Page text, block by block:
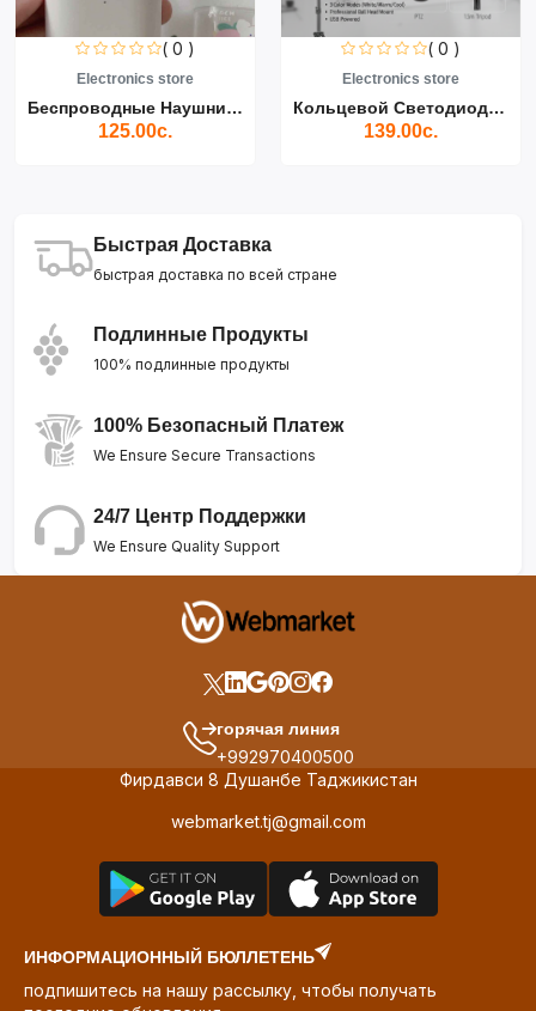
( 0 )
Electronics store
Беспроводные Наушники Air...
125.00с.
( 0 )
Electronics store
Кольцевой Светодиодный Св...
139.00с.
Быстрая Доставка
быстрая доставка по всей стране
Подлинные Продукты
100% подлинные продукты
100% Безопасный Платеж
We Ensure Secure Transactions
24/7 Центр Поддержки
We Ensure Quality Support
горячая линия
+992970400500
Фирдавси 8 Душанбе Таджикистан
webmarket.tj@gmail.com
ИНФОРМАЦИОННЫЙ БЮЛЛЕТЕНЬ
подпишитесь на нашу рассылку, чтобы получать